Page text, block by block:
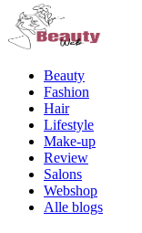
Beauty
Fashion
Hair
Lifestyle
Make-up
Review
Salons
Webshop
Alle blogs